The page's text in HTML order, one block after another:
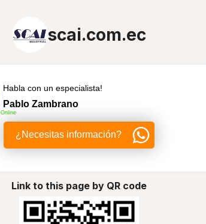
scai.com.ec
Online
Habla con un especialista!
Pablo Zambrano
¿Necesitas información?
Link to this page by QR code